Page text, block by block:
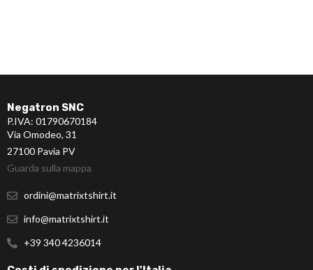
Negatron SNC
P.IVA: 01790670184
Via Omodeo, 31
27100 Pavia PV
Guarda sulla mappa
ordini@matrixtshirt.it
info@matrixtshirt.it
+39 340 4236014